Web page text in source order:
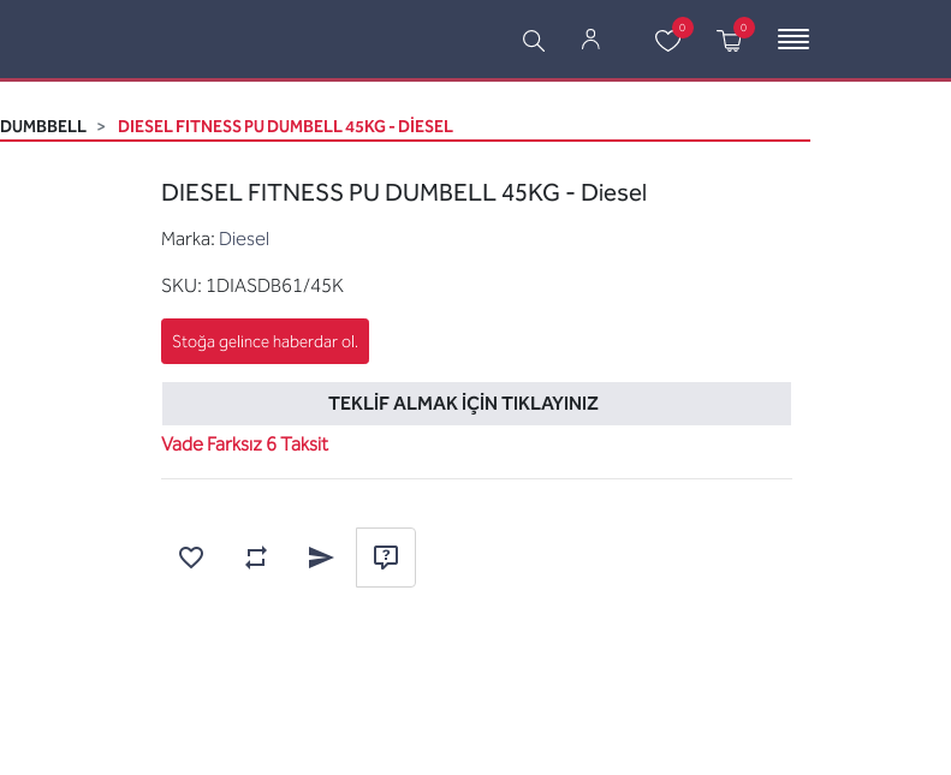
0 0
DUMBBELL DIESEL FITNESS PU DUMBELL 45KG - DIESEL
DIESEL FITNESS PU DUMBELL 45KG - Diesel
Marka: Diesel
SKU: 1DIASDB61/45K
TEKLIF ALMAK İÇIN TIKLAYINIZ
Vade Farksız 6 Taksit
Favorilere ekle
Karşılaştırma listesine ekle
Arkadaşına e-posta ile gönder
Soru sor